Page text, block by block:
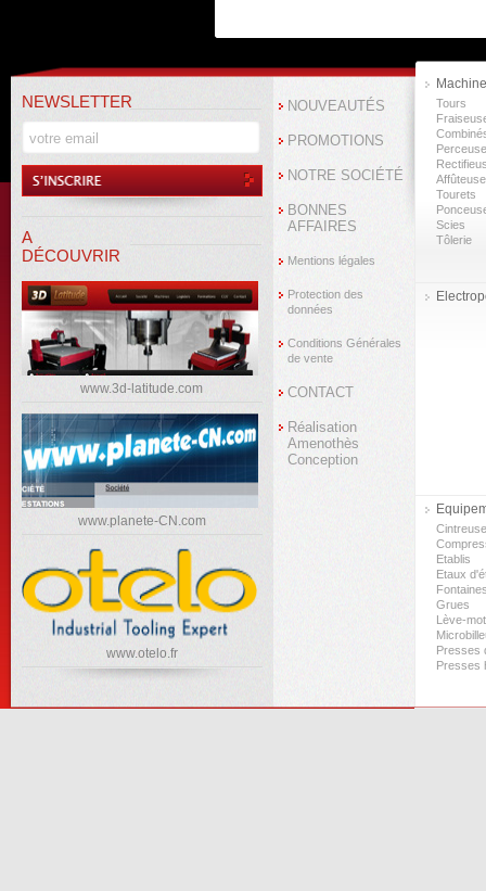
NEWSLETTER
A
DÉCOUVRIR
www.3d-latitude.com
www.planete-CN.com
www.otelo.fr
NOUVEAUTÉS
PROMOTIONS
NOTRE SOCIÉTÉ
BONNES
AFFAIRES
Mentions légales
Protection des
données
Conditions Générales
de vente
CONTACT
Réalisation
Amenothès
Conception
Tours
Tourets
Scies
Tôlerie
Etablis
Etaux
Grues
Lève-
Presses
Presses